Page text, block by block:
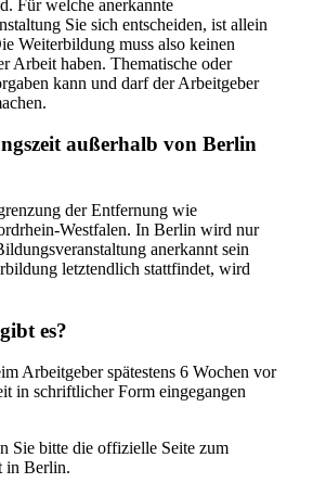
Für welche anerkannte
Sie sich entscheiden, ist allein
Weiterbildung muss also keinen
Arbeit haben. Thematische oder
kann und darf der Arbeitgeber
außerhalb von Berlin
der Entfernung wie
Westfalen. In Berlin wird nur
anerkannt sein
letztendlich stattfindet, wird
es?
Arbeitgeber spätestens 6 Wochen vor
in schriftlicher Form eingegangen
Sie bitte die offizielle Seite zum
in Berlin.